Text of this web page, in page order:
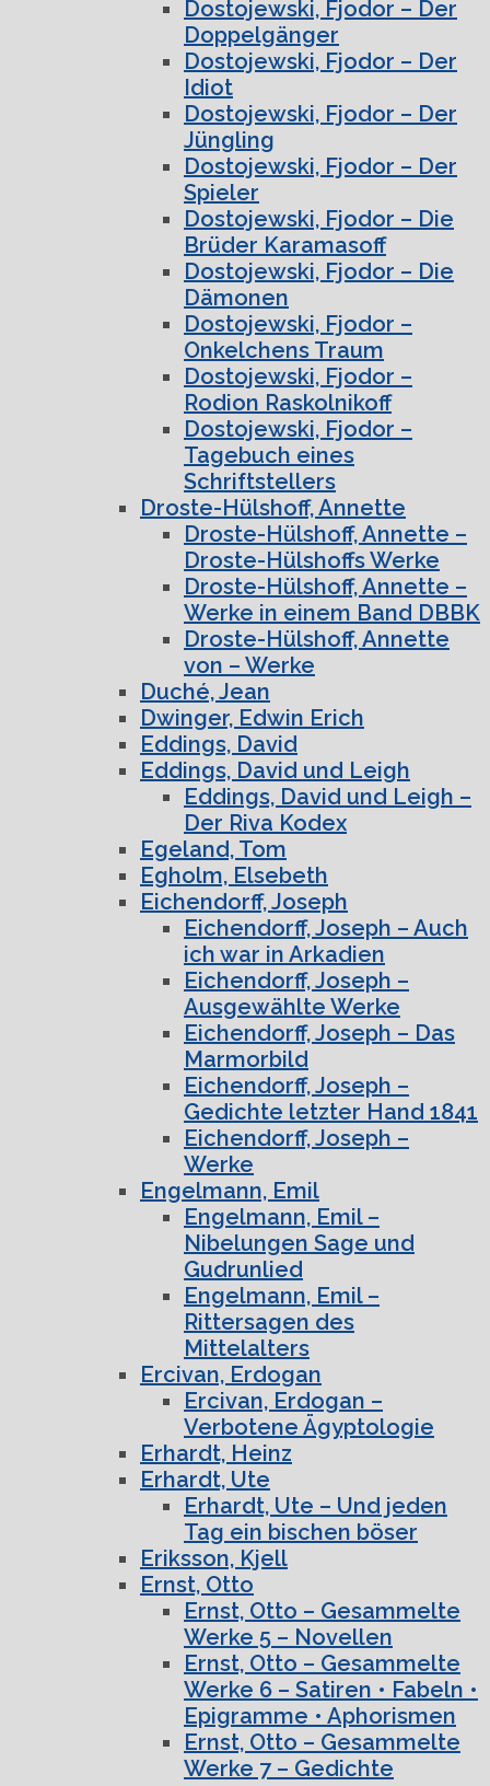
Dostojewski, Fjodor – Der
Doppelgänger
Dostojewski, Fjodor – Der
Idiot
Dostojewski, Fjodor – Der
Jüngling
Dostojewski, Fjodor – Der
Spieler
Dostojewski, Fjodor – Die
Brüder Karamasoff
Dostojewski, Fjodor – Die
Dämonen
Dostojewski, Fjodor –
Onkelchens Traum
Dostojewski, Fjodor –
Rodion Raskolnikoff
Dostojewski, Fjodor –
Tagebuch eines
Schriftstellers
Droste-Hülshoff, Annette
Droste-Hülshoff, Annette –
Droste-Hülshoffs Werke
Droste-Hülshoff, Annette –
Werke in einem Band DBBK
Droste-Hülshoff, Annette
von – Werke
Duché, Jean
Dwinger, Edwin Erich
Eddings, David
Eddings, David und Leigh
Eddings, David und Leigh –
Der Riva Kodex
Egeland, Tom
Egholm, Elsebeth
Eichendorff, Joseph
Eichendorff, Joseph – Auch
ich war in Arkadien
Eichendorff, Joseph –
Ausgewählte Werke
Eichendorff, Joseph – Das
Marmorbild
Eichendorff, Joseph –
Gedichte letzter Hand 1841
Eichendorff, Joseph –
Werke
Engelmann, Emil
Engelmann, Emil –
Nibelungen Sage und
Gudrunlied
Engelmann, Emil –
Rittersagen des
Mittelalters
Ercivan, Erdogan
Ercivan, Erdogan –
Verbotene Ägyptologie
Erhardt, Heinz
Erhardt, Ute
Erhardt, Ute – Und jeden
Tag ein bischen böser
Eriksson, Kjell
Ernst, Otto
Ernst, Otto – Gesammelte
Werke 5 – Novellen
Ernst, Otto – Gesammelte
Werke 6 – Satiren • Fabeln •
Epigramme • Aphorismen
Ernst, Otto – Gesammelte
Werke 7 – Gedichte